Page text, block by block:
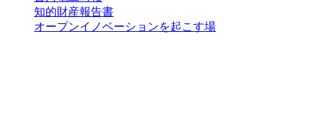
知的財産報告書
オープンイノベーションを起こす場